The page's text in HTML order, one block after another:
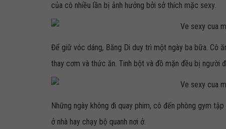
của cô nhiều lần bị ảnh hưởng bởi sở thích mặc sexy.
Để giữ vóc dáng, Băng Di duy trì một ngày ba bữa. Cô
thay cơm và thức ăn. Tinh bột và đồ mặn đều bị người
Những ngày không đi quay phim, cô đến phòng gym
ở nhà hay chạy bộ quanh nơi ở.